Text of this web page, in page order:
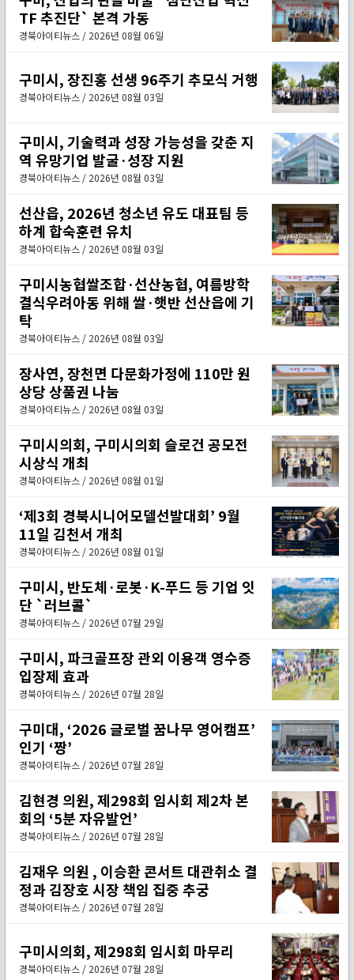
TF 추진단` 본격 가동
경북아이티뉴스 / 2026년 08월 06일
구미시, 장진홍 선생 96주기 추모식 거행
경북아이티뉴스 / 2026년 08월 03일
구미시, 기술력과 성장 가능성을 갖춘 지
역 유망기업 발굴·성장 지원
경북아이티뉴스 / 2026년 08월 03일
선산읍, 2026년 청소년 유도 대표팀 등
하계 합숙훈련 유치
경북아이티뉴스 / 2026년 08월 03일
구미시농협쌀조합·선산농협, 여름방학
결식우려아동 위해 쌀·햇반 선산읍에 기
탁
경북아이티뉴스 / 2026년 08월 03일
장사연, 장천면 다문화가정에 110만 원
상당 상품권 나눔
경북아이티뉴스 / 2026년 08월 03일
구미시의회, 구미시의회 슬로건 공모전
시상식 개최
경북아이티뉴스 / 2026년 08월 01일
‘제3회 경북시니어모델선발대회’ 9월
11일 김천서 개최
경북아이티뉴스 / 2026년 08월 01일
구미시, 반도체·로봇·K-푸드 등 기업 잇
단 `러브콜`
경북아이티뉴스 / 2026년 07월 29일
구미시, 파크골프장 관외 이용객 영수증
입장제 효과
경북아이티뉴스 / 2026년 07월 28일
구미대, ‘2026 글로벌 꿈나무 영어캠프’
인기 ‘짱’
경북아이티뉴스 / 2026년 07월 28일
김현경 의원, 제298회 임시회 제2차 본
회의 ‘5분 자유발언’
경북아이티뉴스 / 2026년 07월 28일
김재우 의원 , 이승환 콘서트 대관취소 결
정과 김장호 시장 책임 집중 추궁
경북아이티뉴스 / 2026년 07월 28일
구미시의회, 제298회 임시회 마무리
경북아이티뉴스 / 2026년 07월 28일